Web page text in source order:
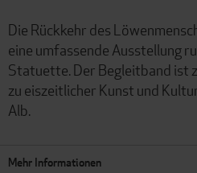
Die Rückkehr des
eine umfassende Ausstellung
Statuette. Der Begleitband ist
zu eiszeitlicher Kunst und
Alb.
Mehr Informationen